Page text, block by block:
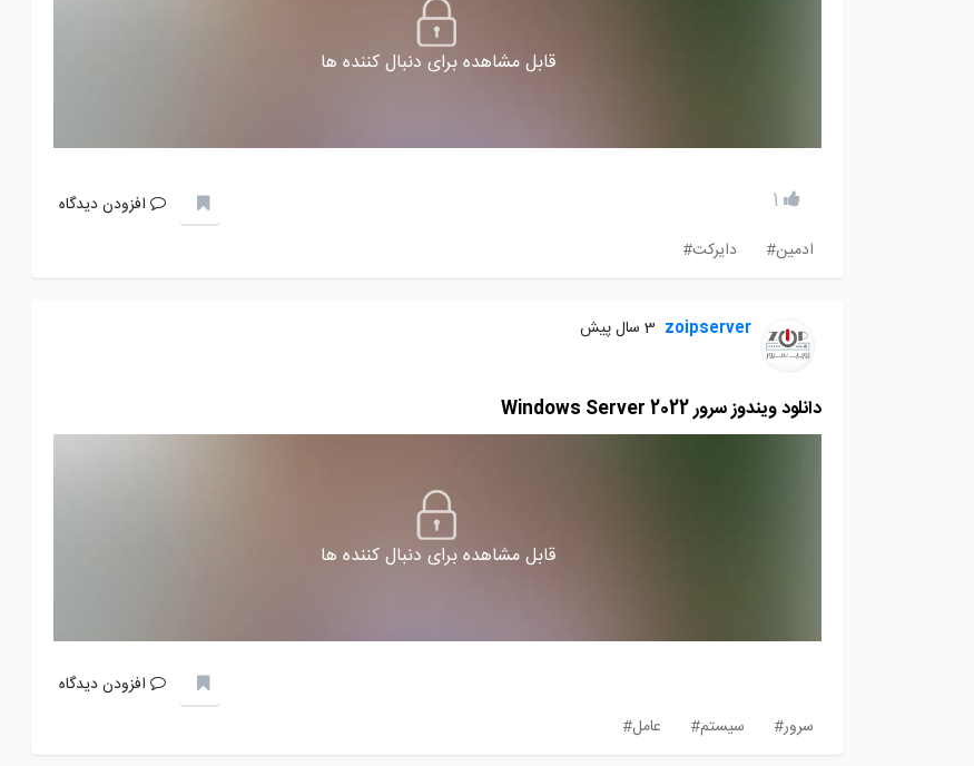
قابل مشاهده برای دنبال کننده ها
1
افزودن دیدگاه
ادمین#
دایرکت#
zoipserver 3 سال پیش
دانلود ویندوز سرور Windows Server 2022
قابل مشاهده برای دنبال کننده ها
افزودن دیدگاه
سرور#
سیستم# عامل#